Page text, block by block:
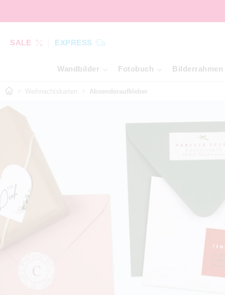
SALE EXPRESS
Wandbilder Fotobuch Bilderrahmen
Weihnachtskarten Absenderaufkleber